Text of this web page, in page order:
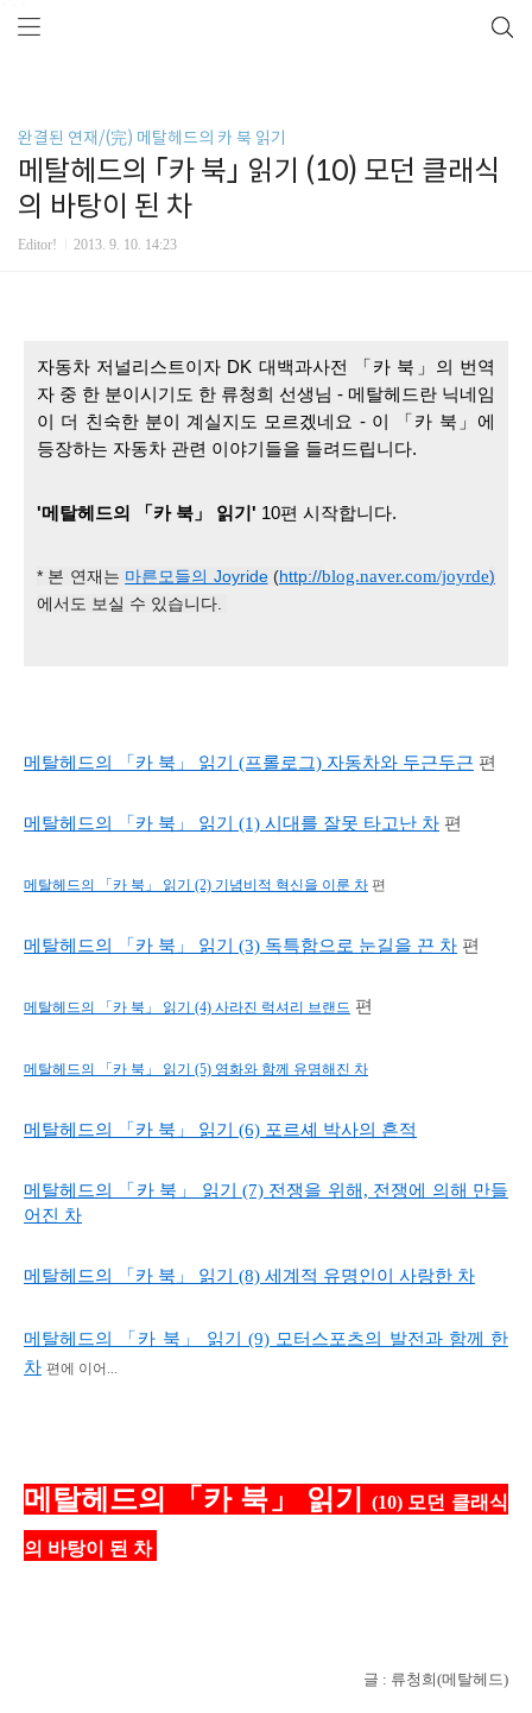
완결된 연재/(完) 메탈헤드의 카 북 읽기
메탈헤드의 「카 북」 읽기 (10) 모던 클래식
의 바탕이 된 차
Editor! 2013. 9. 10. 14:23
자동차 저널리스트이자 DK 대백과사전 「카 북」의 번역
자 중 한 분이시기도 한 류청희 선생님 - 메탈헤드란 닉네임
이 더 친숙한 분이 계실지도 모르겠네요 - 이 「카 북」에
등장하는 자동차 관련 이야기들을 들려드립니다.
'메탈헤드의 「카 북」 읽기' 10편 시작합니다.
* 본 연재는 마른모들의 Joyride(http://blog.naver.com/joyrde)
에서도 보실 수 있습니다.
메탈헤드의 「카 북」 읽기 (프롤로그) 자동차와 두근두근 편
메탈헤드의 「카 북」 읽기 (1) 시대를 잘못 타고난 차 편
메탈헤드의 「카 북」 읽기 (2) 기념비적 혁신을 이룬 차 편
메탈헤드의 「카 북」 읽기 (3) 독특함으로 눈길을 끈 차 편
메탈헤드의 「카 북」 읽기 (4) 사라진 럭셔리 브랜드 편
메탈헤드의 「카 북」 읽기 (5) 영화와 함께 유명해진 차
메탈헤드의 「카 북」 읽기 (6) 포르셰 박사의 흔적
메탈헤드의 「카 북」 읽기 (7) 전쟁을 위해, 전쟁에 의해 만들
어진 차
메탈헤드의 「카 북」 읽기 (8) 세계적 유명인이 사랑한 차
메탈헤드의 「카 북」 읽기 (9) 모터스포츠의 발전과 함께 한
차 편에 이어...
메탈헤드의 「카 북」 읽기 (10) 모던 클래식
의 바탕이 된 차
글 : 류청희(메탈헤드)